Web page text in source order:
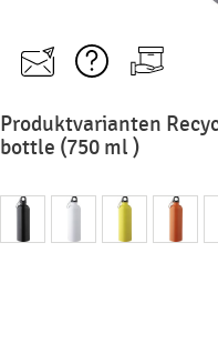
Produktvarianten
bottle (750 ml )